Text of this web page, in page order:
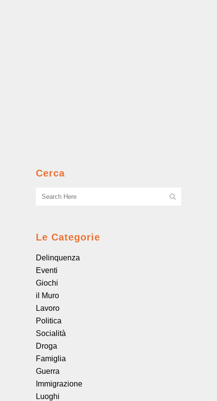
Cerca
Le Categorie
Delinquenza
Eventi
Giochi
il Muro
Lavoro
Politica
Socialità
Droga
Famiglia
Guerra
Immigrazione
Luoghi